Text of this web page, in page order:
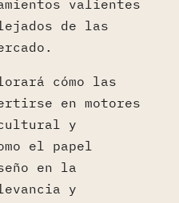
valientes
de las
cómo las
en motores
y
el papel
en la
y